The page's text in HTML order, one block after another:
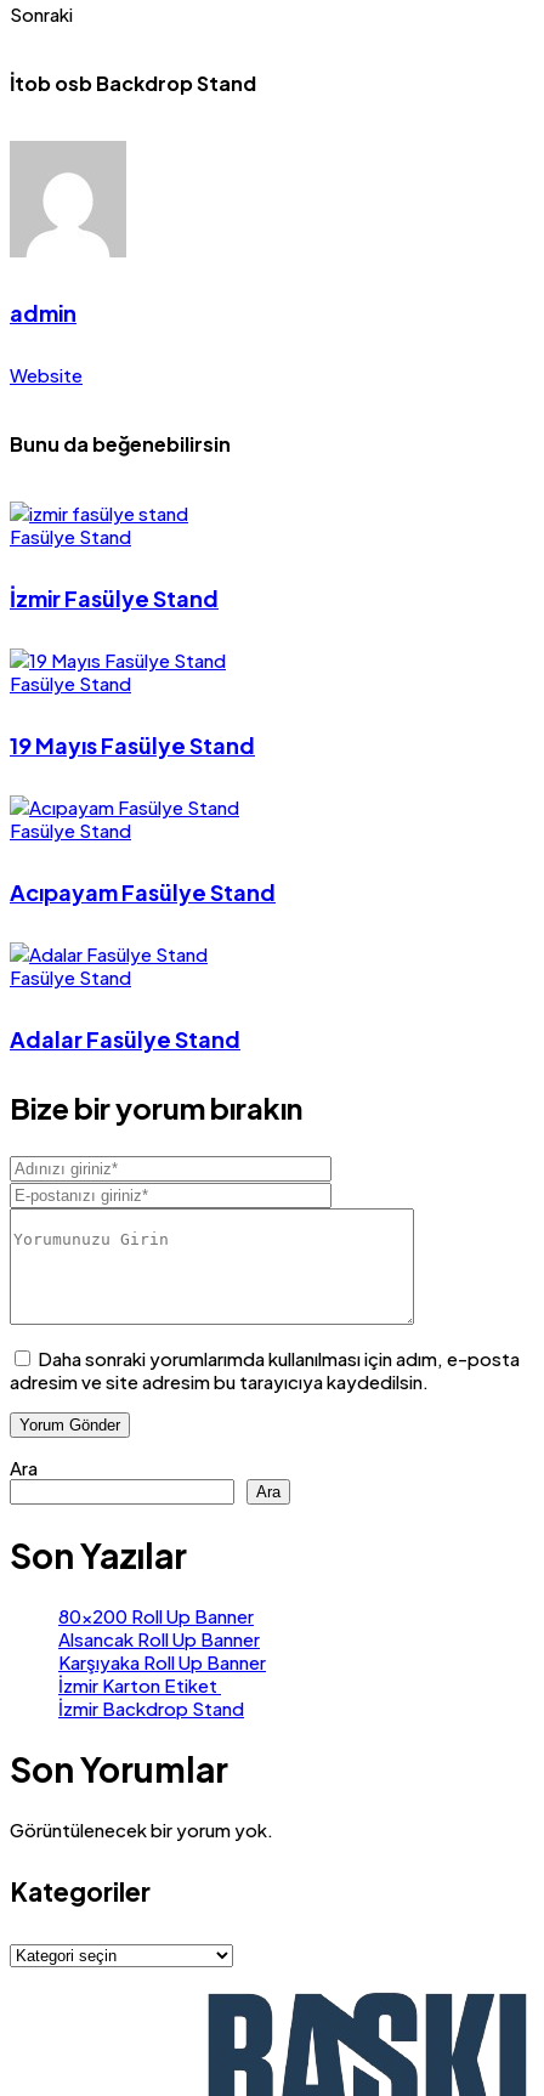
Sonraki
İtob osb Backdrop Stand
admin
Website
Bunu da beğenebilirsin
Fasülye Stand
İzmir Fasülye Stand
Fasülye Stand
19 Mayıs Fasülye Stand
Fasülye Stand
Acıpayam Fasülye Stand
Fasülye Stand
Adalar Fasülye Stand
Bize bir yorum bırakın
Daha sonraki yorumlarımda kullanılması için adım, e-posta
adresim ve site adresim bu tarayıcıya kaydedilsin.
Ara
Ara
Son Yazılar
80×200 Roll Up Banner
Alsancak Roll Up Banner
Karşıyaka Roll Up Banner
İzmir Karton Etiket
İzmir Backdrop Stand
Son Yorumlar
Görüntülenecek bir yorum yok.
Kategoriler
Kategoriler